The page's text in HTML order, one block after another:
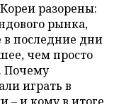
разорены:
рынка,
в последние дни
чем просто
Почему
играть в